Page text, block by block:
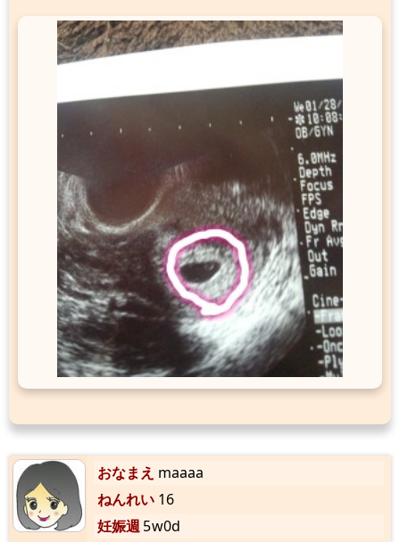
おなまえ maaaa
ねんれい 16
妊娠週5w0d